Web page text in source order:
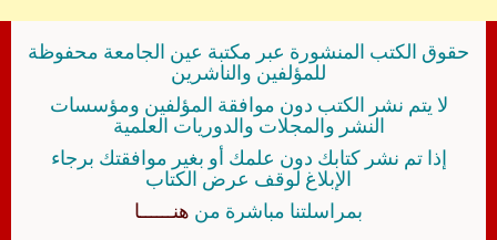
حقوق الكتب المنشورة عبر مكتبة عين الجامعة محفوظة
للمؤلفين والناشرين
لا يتم نشر الكتب دون موافقة المؤلفين ومؤسسات
النشر والمجلات والدوريات العلمية
إذا تم نشر كتابك دون علمك أو بغير موافقتك برجاء
الإبلاغ لوقف عرض الكتاب
بمراسلتنا مباشرة من هنــــــا